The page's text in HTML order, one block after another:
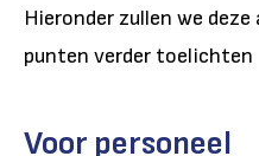
Hieronder zullen we
punten verder toelichten
Voor personeel